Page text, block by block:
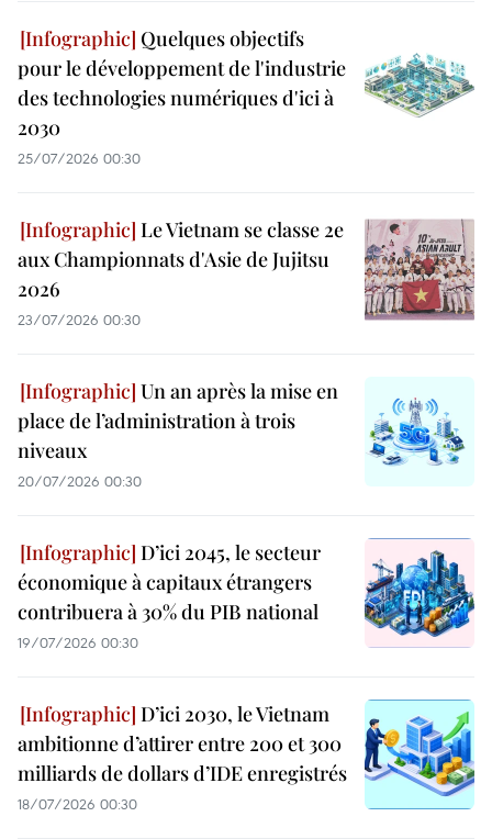
Quelques objectifs
pour le développement de l'industrie
des technologies numériques d'ici à
2030
25/07/2026 00:30
Le Vietnam se classe 2e
aux Championnats d'Asie de Jujitsu
2026
23/07/2026 00:30
Un an après la mise en
place de l’administration à trois
niveaux
20/07/2026 00:30
D’ici 2045, le secteur
économique à capitaux étrangers
contribuera à 30% du PIB national
19/07/2026 00:30
D’ici 2030, le Vietnam
ambitionne d’attirer entre 200 et 300
milliards de dollars d’IDE enregistrés
18/07/2026 00:30